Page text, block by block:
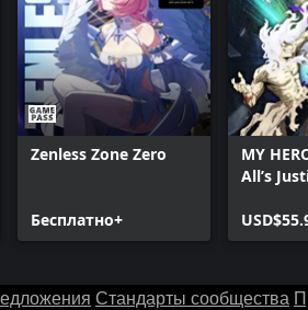
Zenless Zone Zero
Бесплатно+
MY
All’s
Стандарты сообщества